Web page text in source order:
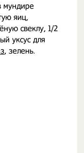
мундире
яиц,
свеклу, 1/2
уксус для
, зелень.